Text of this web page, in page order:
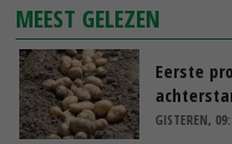
MEEST GELEZEN
Eerste
GISTEREN,